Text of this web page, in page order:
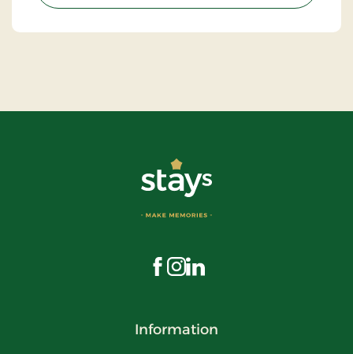
Besøg os på Facebook
Besøg os på Instagram
Besøg os på LinkedIn
Information